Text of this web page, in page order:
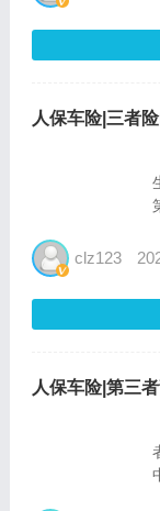
人保车险|三者
clz123
人保车险|第三